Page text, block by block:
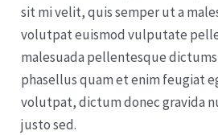
sit mi velit, quis semper ut a
volutpat euismod vulputate
malesuada pellentesque
phasellus quam et enim feugiat
volutpat, dictum donec gravida
justo sed.